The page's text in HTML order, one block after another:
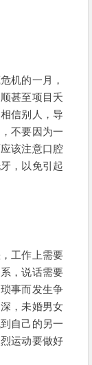
机的一月，
甚至项目夭
信别人，导
不要因为一
该注意口腔
，以免引起
工作上需要
，说话需要
事而发生争
，未婚男女
自己的另一
运动要做好